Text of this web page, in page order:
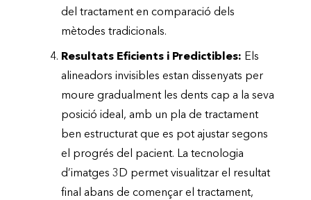
del tractament en comparació dels
mètodes tradicionals.
Resultats Eficients i Predictibles: Els
alineadors invisibles estan dissenyats per
moure gradualment les dents cap a la seva
posició ideal, amb un pla de tractament
ben estructurat que es pot ajustar segons
el progrés del pacient. La tecnologia
d’imatges 3D permet visualitzar el resultat
final abans de començar el tractament,